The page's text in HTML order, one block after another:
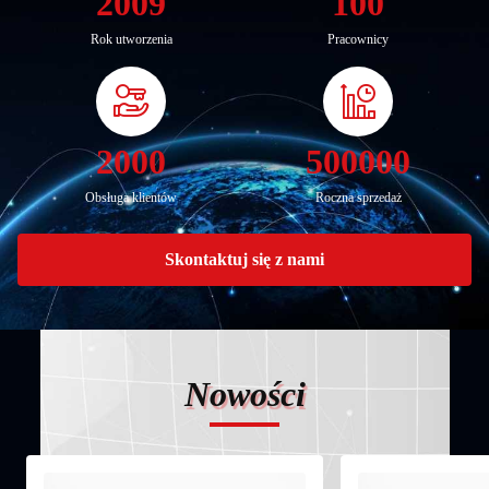
Rok utworzenia Pracownicy
2000
Obsługa klientów
500000
Roczna sprzedaż
Skontaktuj się z nami
Nowości